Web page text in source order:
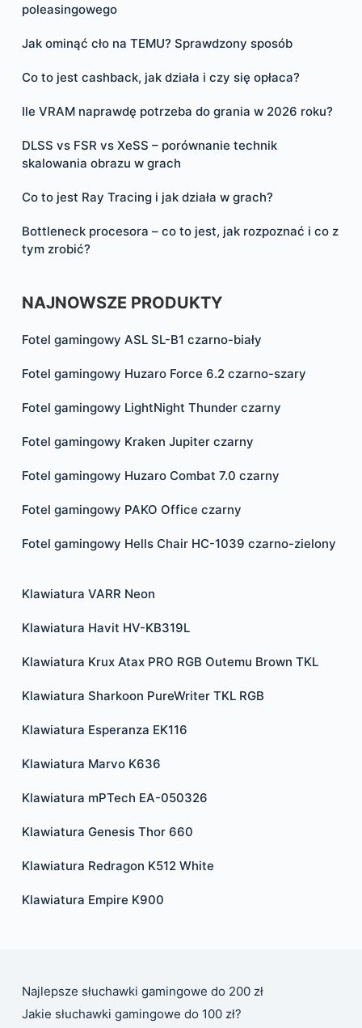
poleasingowego
Jak ominąć cło na TEMU? Sprawdzony sposób
Co to jest cashback, jak działa i czy się opłaca?
Ile VRAM naprawdę potrzeba do grania w 2026 roku?
DLSS vs FSR vs XeSS – porównanie technik
skalowania obrazu w grach
Co to jest Ray Tracing i jak działa w grach?
Bottleneck procesora – co to jest, jak rozpoznać i co z
tym zrobić?
NAJNOWSZE PRODUKTY
Fotel gamingowy ASL SL-B1 czarno-biały
Fotel gamingowy Huzaro Force 6.2 czarno-szary
Fotel gamingowy LightNight Thunder czarny
Fotel gamingowy Kraken Jupiter czarny
Fotel gamingowy Huzaro Combat 7.0 czarny
Fotel gamingowy PAKO Office czarny
Fotel gamingowy Hells Chair HC-1039 czarno-zielony
Klawiatura VARR Neon
Klawiatura Havit HV-KB319L
Klawiatura Krux Atax PRO RGB Outemu Brown TKL
Klawiatura Sharkoon PureWriter TKL RGB
Klawiatura Esperanza EK116
Klawiatura Marvo K636
Klawiatura mPTech EA-050326
Klawiatura Genesis Thor 660
Klawiatura Redragon K512 White
Klawiatura Empire K900
Najlepsze słuchawki gamingowe do 200 zł
Jakie słuchawki gamingowe do 100 zł?